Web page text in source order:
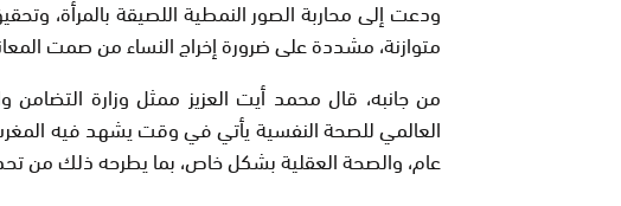
ودعت إلى محاربة الصور النمطية اللصيقة بالمرأة،
متوازنة، مشددة على ضرورة إخراج النساء من صمت
من جانبه، قال محمد أيت العزيز ممثل وزارة التضامن
العالمي للصحة النفسية يأتي في وقت يشهد فيه
عام، والصحة العقلية بشكل خاص، بما يطرحه ذلك من